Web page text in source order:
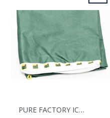
PURE FACTORY ICER BAG 90MC